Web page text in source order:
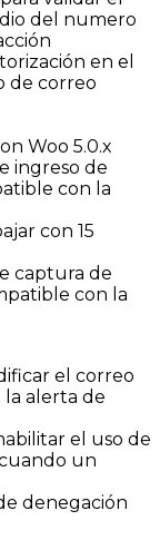
del numero
en el
de correo
Woo 5.0.x
ingreso de
con la
con 15
captura de
con la
el correo
alerta de
el uso de
un
denegación